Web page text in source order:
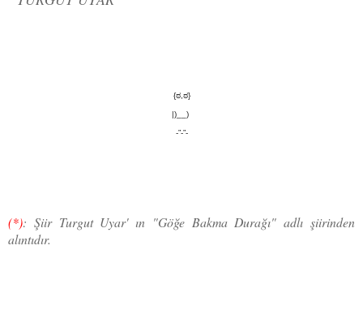
{ಠ,ಠ}
|)__)
-”-”-
(*): Şiir Turgut Uyar' ın "Göğe Bakma Durağı" adlı şiirinden
alıntıdır.